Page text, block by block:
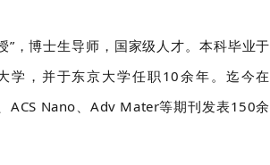
”，博士生导师，国家级人才。本科毕业于
学，并于东京大学任职10余年。迄今在
ACS Nano、Adv Mater等期刊发表150余